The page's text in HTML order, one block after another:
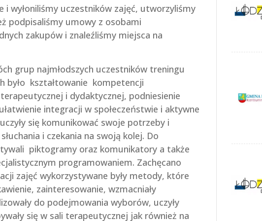
wyłoniliśmy uczestników zajęć, utworzyliśmy
podpisaliśmy umowy z osobami
zakupów i znaleźliśmy miejsca na
grup najmłodszych uczestników treningu
było kształtowanie kompetencji
i dydaktycznej, podniesienie
integracji w społeczeństwie i aktywne
się komunikować swoje potrzeby i
i czekania na swoją kolej. Do
piktogramy oraz komunikatory a także
programowaniem. Zachęcano
zajęć wykorzystywane były metody, które
zainteresowanie, wzmacniały
do podejmowania wyborów, uczyły
się w sali terapeutycznej jak również na